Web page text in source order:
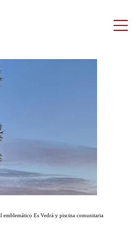
emblemático Es Vedrá y piscina comunitaria